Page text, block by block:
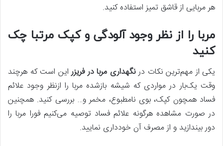
هر مربایی از قاشق تمیز استفاده کنید.
مربا را از نظر وجود آلودگی و کپک مرتبا چک
کنید
یکی از مهم‌ترین نکات درنگهداری مربا در فریزراین است که هرچند
وقت یک‌بار در مواردی که شیشه بازشده مربا را ازنظر وجود علائم
فساد همچون کپک، بوی نامطبوع، مخمر و… بررسی کنید. همچنین
در صورت مشاهده هرگونه علائم فساد توصیه می‌کنیم فورا مربا را
دور بیندازید و از مصرف آن خودداری نمایید.